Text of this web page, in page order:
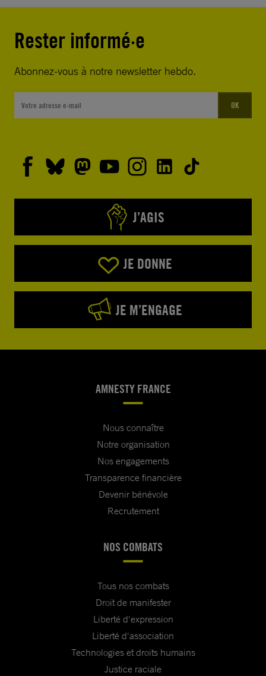
Rester informé·e
Abonnez-vous à notre newsletter hebdo.
OK
J’AGIS
JE DONNE
JE M’ENGAGE
AMNESTY FRANCE
Nous connaître
Notre organisation
Nos engagements
Transparence financière
Devenir bénévole
Recrutement
NOS COMBATS
Tous nos combats
Droit de manifester
Liberté d'expression
Liberté d'association
Technologies et droits humains
Justice raciale